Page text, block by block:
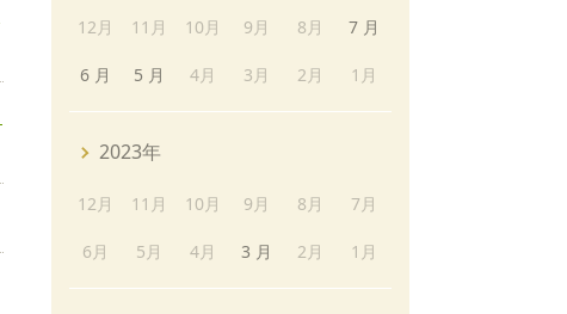
12月 11月 10月 9月 8月 7 月
6 月 5 月 4月 3月 2月 1月
2023年
12月 11月 10月 9月 8月 7月
6月 5月 4月 3 月 2月 1月